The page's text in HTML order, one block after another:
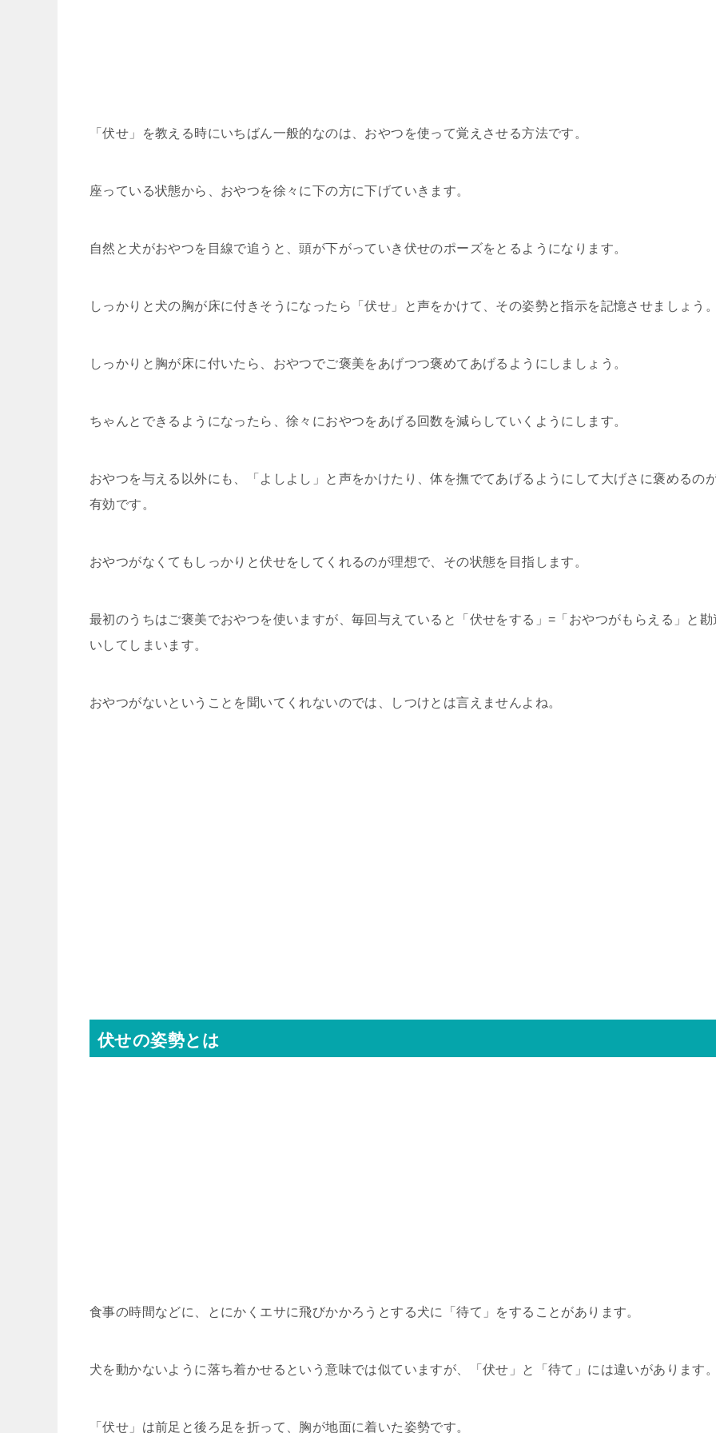
「伏せ」を教える時にいちばん一般的なのは、おやつを使って覚えさせる方法です。
座っている状態から、おやつを徐々に下の方に下げていきます。
自然と犬がおやつを目線で追うと、頭が下がっていき伏せのポーズをとるようになります。
しっかりと犬の胸が床に付きそうになったら「伏せ」と声をかけて、その姿勢と指示を記憶させましょう
しっかりと胸が床に付いたら、おやつでご褒美をあげつつ褒めてあげるようにしましょう。
ちゃんとできるようになったら、徐々におやつをあげる回数を減らしていくようにします。
おやつを与える以外にも、「よしよし」と声をかけたり、体を撫でてあげるようにして大げさに褒めるの
有効です。
おやつがなくてもしっかりと伏せをしてくれるのが理想で、その状態を目指します。
最初のうちはご褒美でおやつを使いますが、毎回与えていると「伏せをする」=「おやつがもらえる」と勘
いしてしまいます。
おやつがないということを聞いてくれないのでは、しつけとは言えませんよね。
伏せの姿勢とは
食事の時間などに、とにかくエサに飛びかかろうとする犬に「待て」をすることがあります。
犬を動かないように落ち着かせるという意味では似ていますが、「伏せ」と「待て」には違いがあります
「伏せ」は前足と後ろ足を折って、胸が地面に着いた姿勢です。